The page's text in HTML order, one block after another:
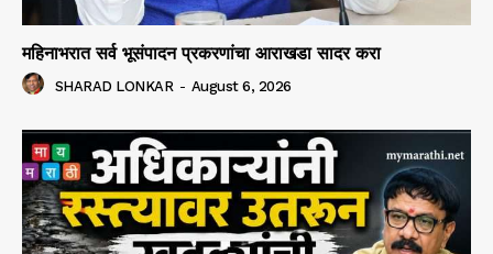
महिनाभरात सर्व भूसंपादन प्रकरणांचा आराखडा सादर करा
SHARAD LONKAR - August 6, 2026